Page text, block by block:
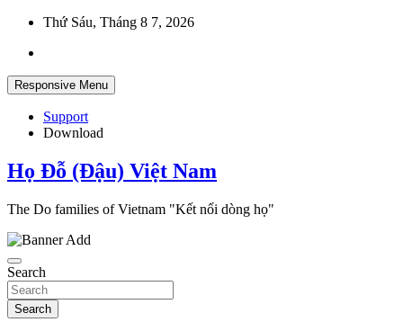
Skip
content
Thứ Sáu, Tháng 8 7, 2026
Responsive Menu
Support
Download
Họ Đỗ (Đậu) Việt Nam
The Do families of Vietnam "Kết nối dòng họ"
Search
Search